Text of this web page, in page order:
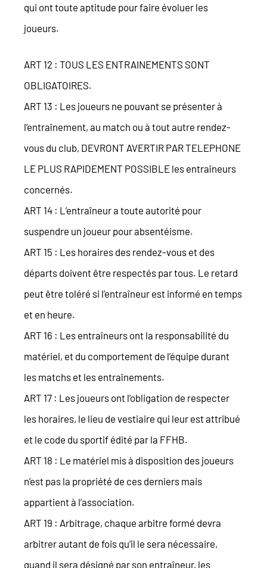
qui ont toute aptitude pour faire évoluer les
joueurs.
ART 12 : TOUS LES ENTRAINEMENTS SONT
OBLIGATOIRES.
ART 13 : Les joueurs ne pouvant se présenter à
l’entraînement, au match ou à tout autre rendez-
vous du club, DEVRONT AVERTIR PAR TELEPHONE
LE PLUS RAPIDEMENT POSSIBLE les entraîneurs
concernés.
ART 14 : L’entraîneur a toute autorité pour
suspendre un joueur pour absentéisme.
ART 15 : Les horaires des rendez-vous et des
départs doivent être respectés par tous. Le retard
peut être toléré si l’entraîneur est informé en temps
et en heure.
ART 16 : Les entraîneurs ont la responsabilité du
matériel, et du comportement de l’équipe durant
les matchs et les entraînements.
ART 17 : Les joueurs ont l’obligation de respecter
les horaires, le lieu de vestiaire qui leur est attribué
et le code du sportif édité par la FFHB.
ART 18 : Le matériel mis à disposition des joueurs
n’est pas la propriété de ces derniers mais
appartient à l’association.
ART 19 : Arbitrage, chaque arbitre formé devra
arbitrer autant de fois qu’il le sera nécessaire,
quand il sera désigné par son entraîneur, les